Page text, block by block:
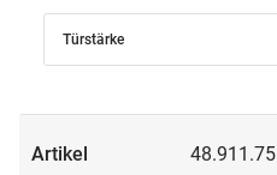
Türstärke
48.911.75